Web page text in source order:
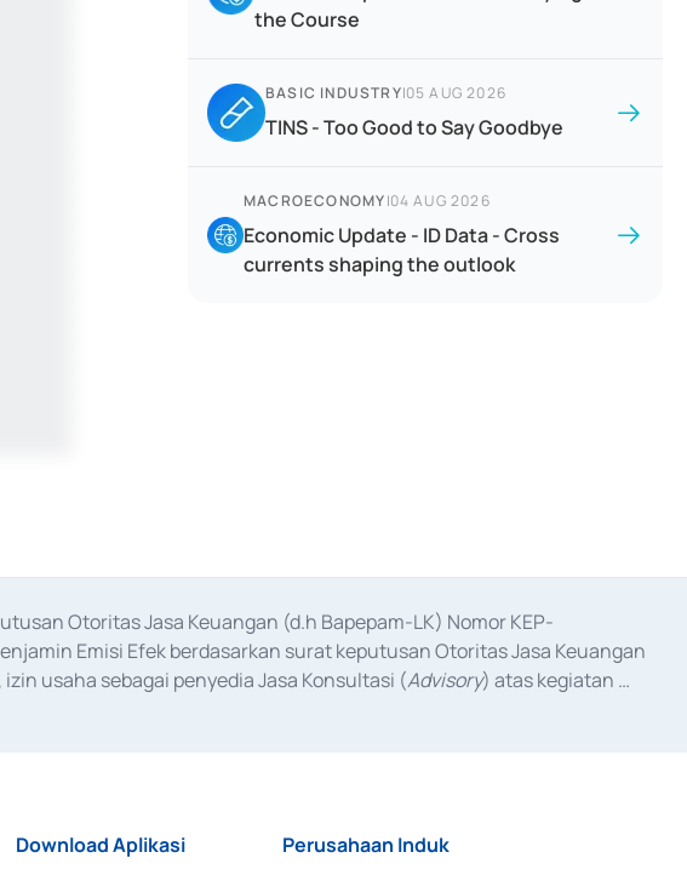
the Course
BASIC INDUSTRY|05 AUG 2026
TINS - Too Good to Say Goodbye
MACROECONOMY|04 AUG 2026
Economic Update - ID Data - Cross
currents shaping the outlook
Otoritas Jasa Keuangan (d.h Bapepam-LK) Nomor KEP-
Emisi Efek berdasarkan surat keputusan Otoritas Jasa Keuangan
usaha sebagai penyedia Jasa Konsultasi (Advisory) atas kegiatan
Download Aplikasi Perusahaan Induk